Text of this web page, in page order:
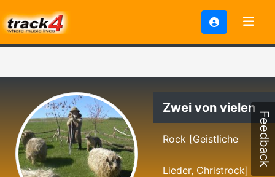
Zwei von vielen
Rock [Geistliche
Lieder, Christrock]
Feedback